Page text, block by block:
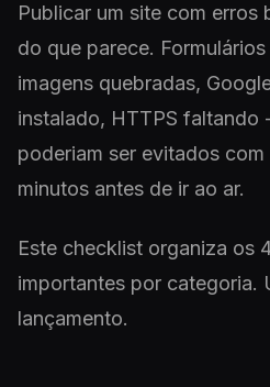
Publicar um site com erros
do que parece.
imagens quebradas,
instalado, HTTPS faltando
poderiam ser evitados
minutos antes de ir ao ar.
Este checklist organiza os
importantes por categoria.
lançamento.